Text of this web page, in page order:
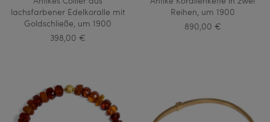
lachsfarbener Edelkoralle mit
Goldschließe, um 1900
398,00 €
Reihen, um 1900
890,00 €